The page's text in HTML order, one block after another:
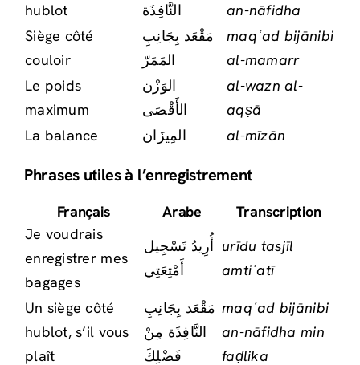
hublot
النَّافِذَة
an-nāfidha
Siège côté
couloir
مَقْعَد بِجَانِبِ
المَمَرّ
maqʿad bijānibi
al-mamarr
Le poids
maximum
الوَزْن
الأَقْصَى
al-wazn al-
aqṣā
La balance
المِيزَان al-mīzān
Phrases utiles à l’enregistrement
Français Arabe
Transcription
Je voudrais
enregistrer mes
bagages
أُرِيدُ تَسْجِيل
أَمْتِعَتِي
urīdu tasjīl
amtiʿatī
Un siège côté
hublot, s’il vous
plaît
مَقْعَد بِجَانِبِ
النَّافِذَة مِنْ
فَضْلِكَ
maqʿad bijānibi
an-nāfidha min
faḍlika